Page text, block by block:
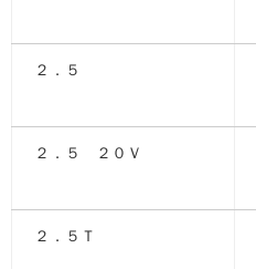
２．５
２．５ ２０Ｖ
２．５Ｔ